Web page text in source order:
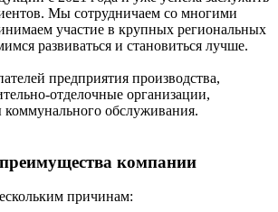
Мы сотрудничаем со многими
участие в крупных региональных
развиваться и становиться лучше.
предприятия производства,
отделочные организации,
обслуживания.
компании
причинам: